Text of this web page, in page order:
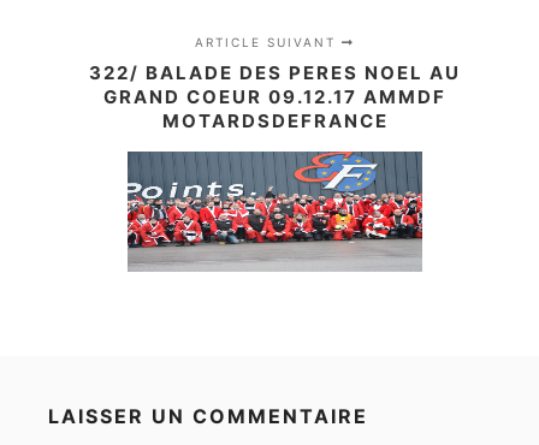
ARTICLE SUIVANT
322/ BALADE DES PERES NOEL AU
GRAND COEUR 09.12.17 AMMDF
MOTARDSDEFRANCE
LAISSER UN COMMENTAIRE